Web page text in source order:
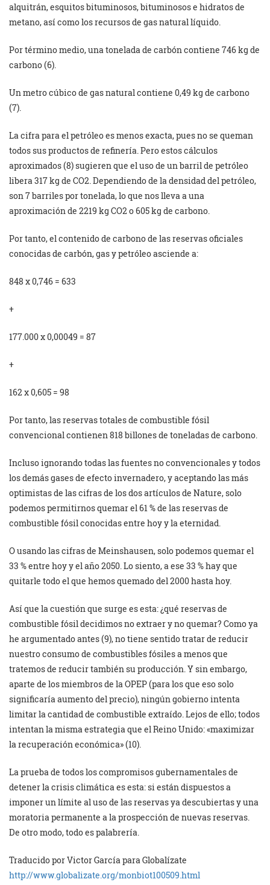
alquitrán, esquitos bituminosos, bituminosos e hidratos de
metano, así como los recursos de gas natural líquido.
Por término medio, una tonelada de carbón contiene 746 kg de
carbono (6).
Un metro cúbico de gas natural contiene 0,49 kg de carbono
(7).
La cifra para el petróleo es menos exacta, pues no se queman
todos sus productos de refinería. Pero estos cálculos
aproximados (8) sugieren que el uso de un barril de petróleo
libera 317 kg de CO2. Dependiendo de la densidad del petróleo,
son 7 barriles por tonelada, lo que nos lleva a una
aproximación de 2219 kg CO2 o 605 kg de carbono.
Por tanto, el contenido de carbono de las reservas oficiales
conocidas de carbón, gas y petróleo asciende a:
848 x 0,746 = 633
+
177.000 x 0,00049 = 87
+
162 x 0,605 = 98
Por tanto, las reservas totales de combustible fósil
convencional contienen 818 billones de toneladas de carbono.
Incluso ignorando todas las fuentes no convencionales y todos
los demás gases de efecto invernadero, y aceptando las más
optimistas de las cifras de los dos artículos de Nature, solo
podemos permitirnos quemar el 61 % de las reservas de
combustible fósil conocidas entre hoy y la eternidad.
O usando las cifras de Meinshausen, solo podemos quemar el
33 % entre hoy y el año 2050. Lo siento, a ese 33 % hay que
quitarle todo el que hemos quemado del 2000 hasta hoy.
Así que la cuestión que surge es esta: ¿qué reservas de
combustible fósil decidimos no extraer y no quemar? Como ya
he argumentado antes (9), no tiene sentido tratar de reducir
nuestro consumo de combustibles fósiles a menos que
tratemos de reducir también su producción. Y sin embargo,
aparte de los miembros de la OPEP (para los que eso solo
significaría aumento del precio), ningún gobierno intenta
limitar la cantidad de combustible extraído. Lejos de ello; todos
intentan la misma estrategia que el Reino Unido: «maximizar
la recuperación económica» (10).
La prueba de todos los compromisos gubernamentales de
detener la crisis climática es esta: si están dispuestos a
imponer un límite al uso de las reservas ya descubiertas y una
moratoria permanente a la prospección de nuevas reservas.
De otro modo, todo es palabrería.
Traducido por Victor García para Globalízate
http://www.globalizate.org/monbiot100509.html